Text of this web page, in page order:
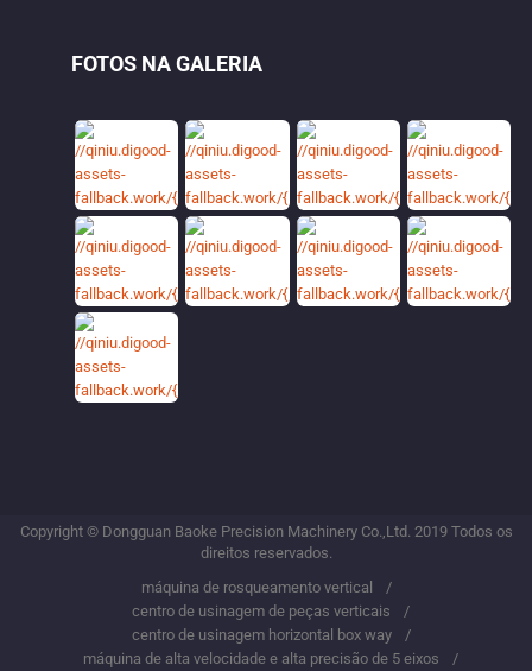
FOTOS NA GALERIA
Copyright © Dongguan Baoke Precision Machinery Co.,Ltd. 2019 Todos os
direitos reservados.
máquina de rosqueamento vertical
centro de usinagem de peças verticais
centro de usinagem horizontal box way
máquina de alta velocidade e alta precisão de 5 eixos